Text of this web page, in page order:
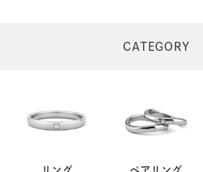
CATEGORY